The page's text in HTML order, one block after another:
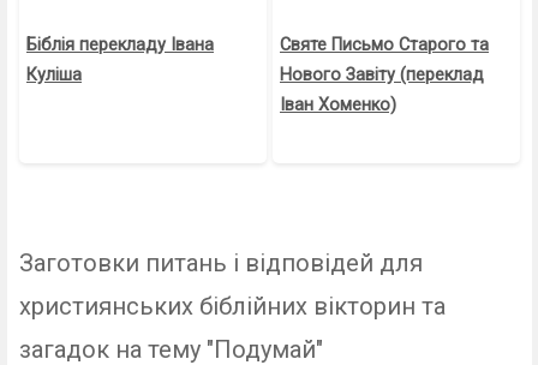
Біблія перекладу Івана
Куліша
Святе Письмо Старого та
Нового Завіту (переклад
Іван Хоменко)
Заготовки питань і відповідей для
християнських біблійних вікторин та
загадок на тему "Подумай"